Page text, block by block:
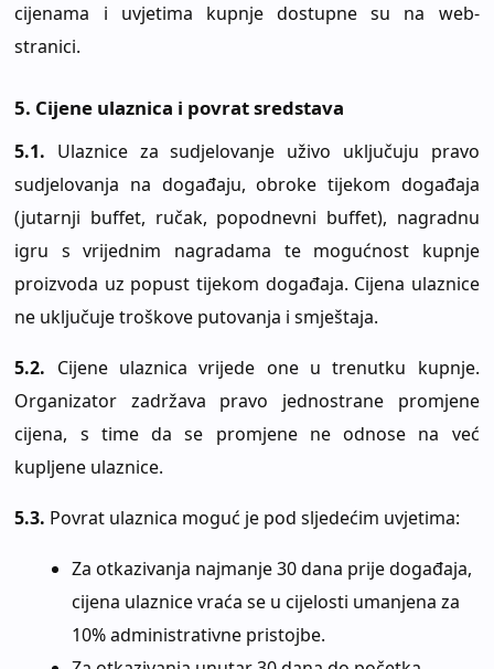
cijenama i uvjetima kupnje dostupne su na web-
stranici.
5. Cijene ulaznica i povrat sredstava
5.1. Ulaznice za sudjelovanje uživo uključuju pravo
sudjelovanja na događaju, obroke tijekom događaja
(jutarnji buffet, ručak, popodnevni buffet), nagradnu
igru s vrijednim nagradama te mogućnost kupnje
proizvoda uz popust tijekom događaja. Cijena ulaznice
ne uključuje troškove putovanja i smještaja.
5.2. Cijene ulaznica vrijede one u trenutku kupnje.
Organizator zadržava pravo jednostrane promjene
cijena, s time da se promjene ne odnose na već
kupljene ulaznice.
5.3. Povrat ulaznica moguć je pod sljedećim uvjetima:
Za otkazivanja najmanje 30 dana prije događaja,
cijena ulaznice vraća se u cijelosti umanjena za
10% administrativne pristojbe.